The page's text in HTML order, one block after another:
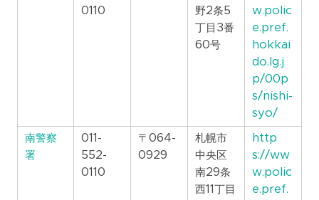
0110
野2条5
丁目3番
60号
w.polic
e.pref.
hokkai
do.lg.j
p/00p
s/nishi-
syo/
南警察
署
011-
552-
0110
〒064-
0929
札幌市
中央区
南29条
西11丁目
http
s://ww
w.polic
e.pref.